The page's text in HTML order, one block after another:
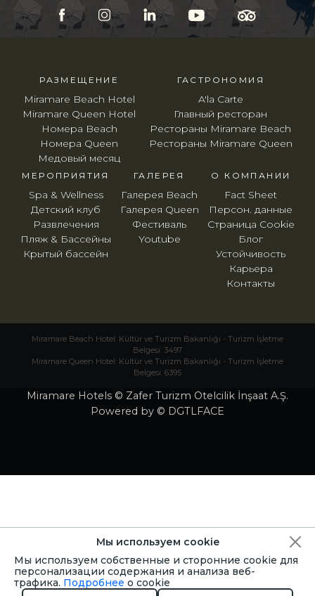
РАЗМЕЩЕНИЕ
Miramare Beach Hotel
Miramare Queen Hotel
Номера Beach
Номера Queen
Медовый месяц
ГАСТРОНОМИЯ
A'la Carte
Главный ресторан
Рестораны Miramare Beach
Рестораны Miramare Queen
МЕРОПРИЯТИЯ
Spa & Wellness
Детский клуб
Развлечения
Пляж & Бассейны
Крытый бассейн
O КОМПАНИИ
Fact Sheet
Персон. данные
Страница Cookie
Блог
Устойчивость
Карьера
Контакты
ГАЛЕРЕЯ
Галерея Beach
Галерея Queen
Фестиваль
Youtube
Miramare Beach Hotel: Kültür ve Turizm Bakanlığı - Turizm İşletme
Belgesi: 3497
Miramare Queen Hotel: Kültür ve Turizm Bakanlığı - Turizm İşletme
Belgesi: 6395
Miramare Hotels © Zafer Turizm Otelcilik İnşaat A.Ş.
Powered by © DGTLFACE
Мы используем cookie
Мы используем собственные и сторонние cookie для
персонализации содержания и анализа веб-
трафика. Подробнее о cookie